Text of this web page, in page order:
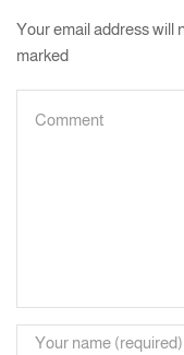
Your email address will
marked